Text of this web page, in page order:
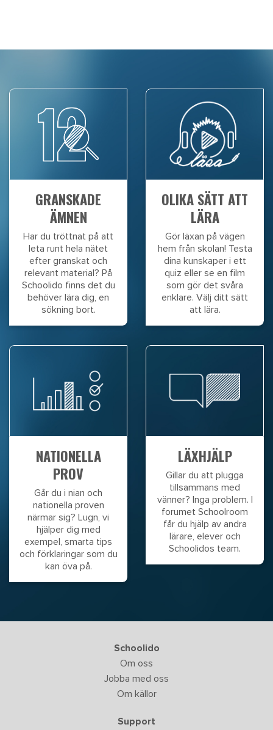
GRANSKADE
ÄMNEN
Har du tröttnat på att
leta runt hela nätet
efter granskat och
relevant material? På
Schoolido finns det du
behöver lära dig, en
sökning bort.
OLIKA SÄTT ATT
LÄRA
Gör läxan på vägen
hem från skolan! Testa
dina kunskaper i ett
quiz eller se en film
som gör det svåra
enklare. Välj ditt sätt
att lära.
NATIONELLA
PROV
Går du i nian och
nationella proven
närmar sig? Lugn, vi
hjälper dig med
exempel, smarta tips
och förklaringar som du
kan öva på.
LÄXHJÄLP
Gillar du att plugga
tillsammans med
vänner? Inga problem. I
forumet Schoolroom
får du hjälp av andra
lärare, elever och
Schoolidos team.
Schoolido
Om oss
Jobba med oss
Om källor
Support